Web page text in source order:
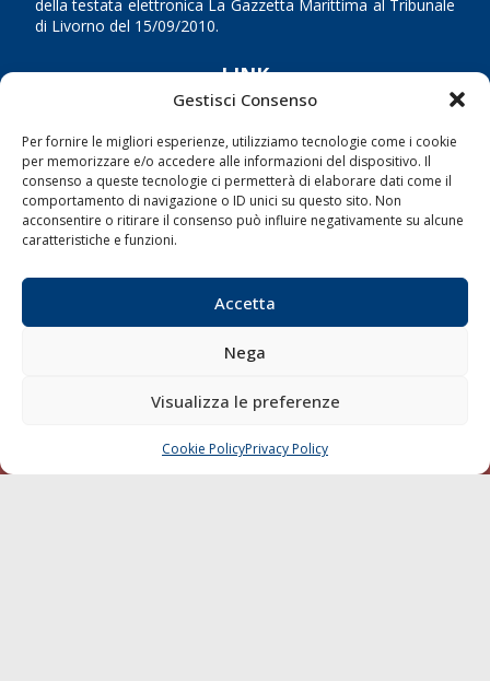
Gestisci Consenso
Per fornire le migliori esperienze, utilizziamo tecnologie come i cookie
per memorizzare e/o accedere alle informazioni del dispositivo. Il
consenso a queste tecnologie ci permetterà di elaborare dati come il
comportamento di navigazione o ID unici su questo sito. Non
acconsentire o ritirare il consenso può influire negativamente su alcune
caratteristiche e funzioni.
Accetta
Nega
Visualizza le preferenze
Cookie PolicyPrivacy Policy
della testata elettronica La Gazzetta Marittima al Tribunale
di Livorno del 15/09/2010.
LINK
Porti/Interporti
Trasporti
Varie
Blue economy
Diporto
Chi siamo
CHIAMA SCRIVI